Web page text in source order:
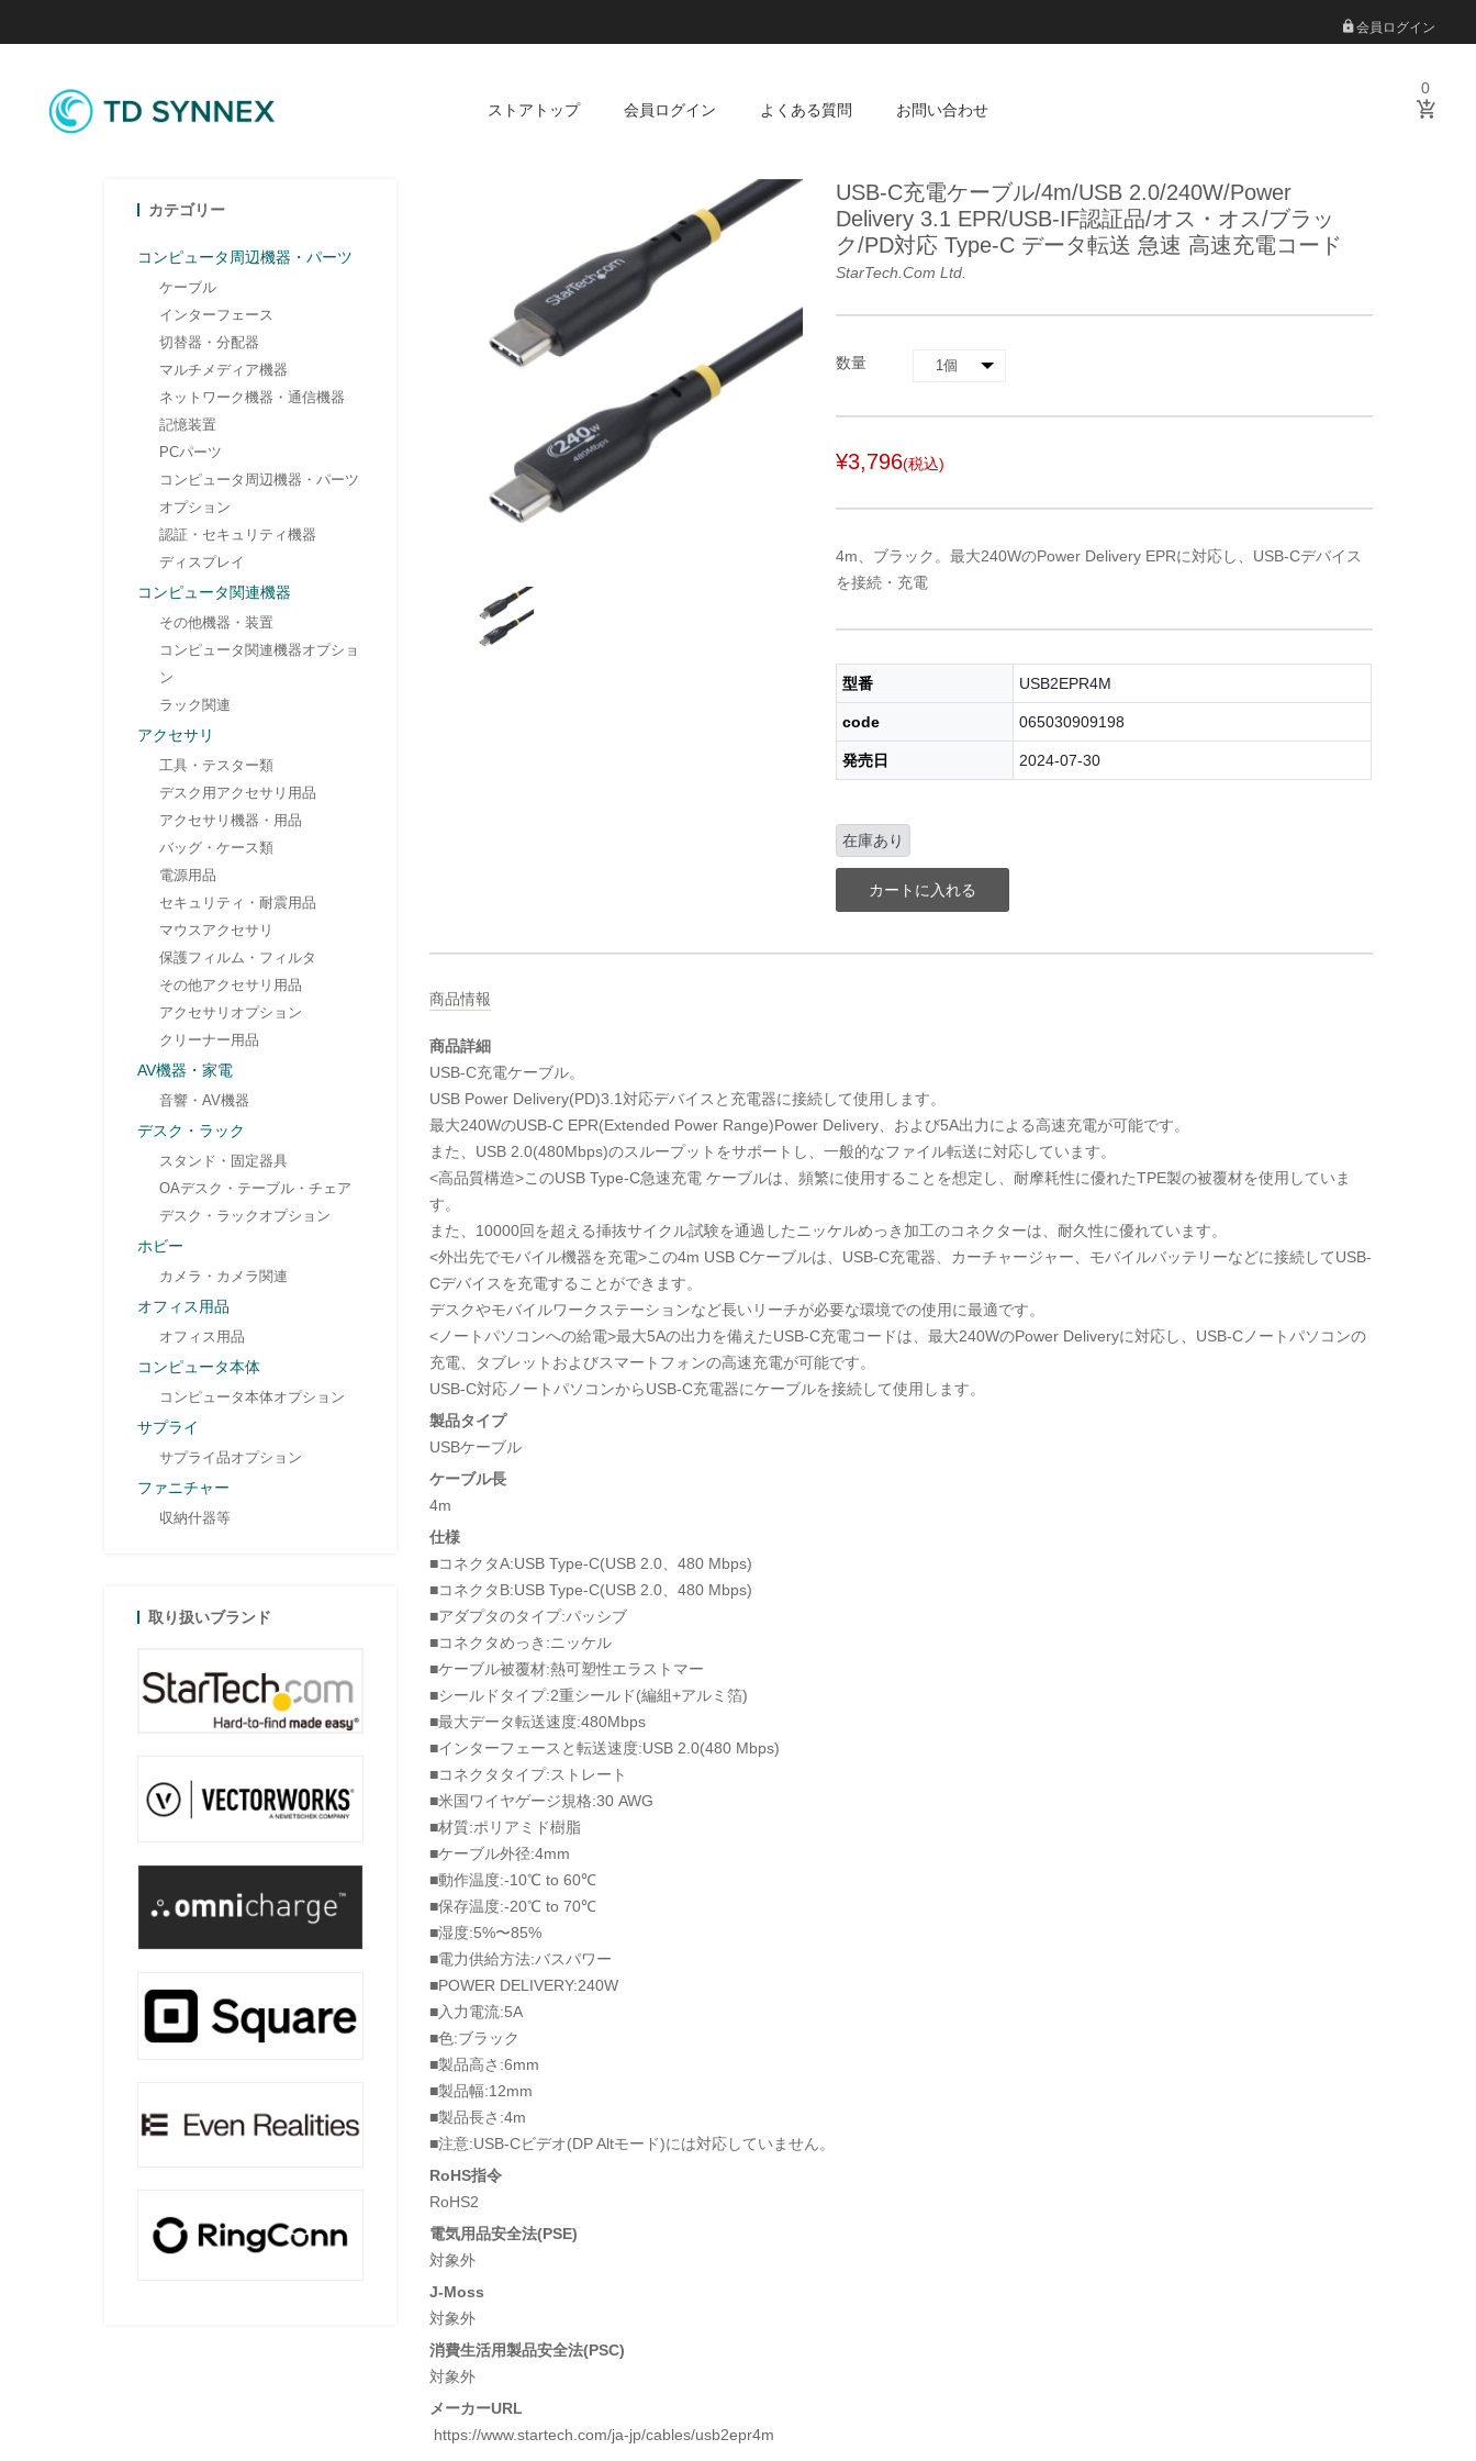
会員ログイン
ストアトップ 会員ログイン よくある質問 お問い合わせ
0
USB-C充電ケーブル/4m/USB 2.0/240W/Power
Delivery 3.1 EPR/USB-IF認証品/オス・オス/ブラッ
ク/PD対応 Type-C データ転送 急速 高速充電コード
StarTech.com Ltd.
数量
¥3,796(税込)
4m、ブラック。最大240WのPower Delivery EPRに対応し、USB-Cデバイス
を接続・充電
型番 USB2EPR4M
code 065030909198
発売日 2024-07-30
在庫あり
カートに入れる
商品情報
商品詳細
USB-C充電ケーブル。
USB Power Delivery(PD)3.1対応デバイスと充電器に接続して使用します。
最大240WのUSB-C EPR(Extended Power Range)Power Delivery、および5A出力による高速充電が可能です。
また、USB 2.0(480Mbps)のスループットをサポートし、一般的なファイル転送に対応しています。
<高品質構造>このUSB Type-C急速充電 ケーブルは、頻繁に使用することを想定し、耐摩耗性に優れたTPE製の被覆材を使用していま
す。
また、10000回を超える挿抜サイクル試験を通過したニッケルめっき加工のコネクターは、耐久性に優れています。
<外出先でモバイル機器を充電>この4m USB Cケーブルは、USB-C充電器、カーチャージャー、モバイルバッテリーなどに接続してUSB-
Cデバイスを充電することができます。
デスクやモバイルワークステーションなど長いリーチが必要な環境での使用に最適です。
<ノートパソコンへの給電>最大5Aの出力を備えたUSB-C充電コードは、最大240WのPower Deliveryに対応し、USB-Cノートパソコンの
充電、タブレットおよびスマートフォンの高速充電が可能です。
USB-C対応ノートパソコンからUSB-C充電器にケーブルを接続して使用します。
製品タイプ
USBケーブル
ケーブル長
4m
仕様
■コネクタA:USB Type-C(USB 2.0、480 Mbps)
■コネクタB:USB Type-C(USB 2.0、480 Mbps)
■アダプタのタイプ:パッシブ
■コネクタめっき:ニッケル
■ケーブル被覆材:熱可塑性エラストマー
■シールドタイプ:2重シールド(編組+アルミ箔)
■最大データ転送速度:480Mbps
■インターフェースと転送速度:USB 2.0(480 Mbps)
■コネクタタイプ:ストレート
■米国ワイヤゲージ規格:30 AWG
■材質:ポリアミド樹脂
■ケーブル外径:4mm
■動作温度:-10℃ to 60℃
■保存温度:-20℃ to 70℃
■湿度:5%〜85%
■電力供給方法:バスパワー
■POWER DELIVERY:240W
■入力電流:5A
■色:ブラック
■製品高さ:6mm
■製品幅:12mm
■製品長さ:4m
■注意:USB-Cビデオ(DP Altモード)には対応していません。
RoHS指令
RoHS2
電気用品安全法(PSE)
対象外
J-Moss
対象外
消費生活用製品安全法(PSC)
対象外
メーカーURL
https://www.startech.com/ja-jp/cables/usb2epr4m
カテゴリー
コンピュータ周辺機器・パーツ
ケーブル
インターフェース
切替器・分配器
マルチメディア機器
ネットワーク機器・通信機器
記憶装置
PCパーツ
コンピュータ周辺機器・パーツ
オプション
認証・セキュリティ機器
ディスプレイ
コンピュータ関連機器
その他機器・装置
コンピュータ関連機器オプショ
ン
ラック関連
アクセサリ
工具・テスター類
デスク用アクセサリ用品
アクセサリ機器・用品
バッグ・ケース類
電源用品
セキュリティ・耐震用品
マウスアクセサリ
保護フィルム・フィルタ
その他アクセサリ用品
アクセサリオプション
クリーナー用品
AV機器・家電
音響・AV機器
デスク・ラック
スタンド・固定器具
OAデスク・テーブル・チェア
デスク・ラックオプション
ホビー
カメラ・カメラ関連
オフィス用品
オフィス用品
コンピュータ本体
コンピュータ本体オプション
サプライ
サプライ品オプション
ファニチャー
収納什器等
取り扱いブランド